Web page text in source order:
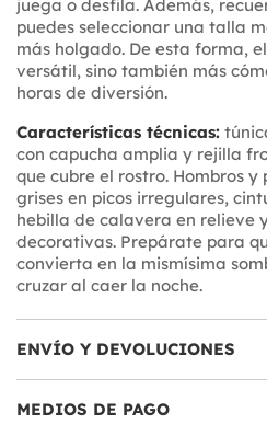
juega o desfila. Además,
puedes seleccionar una talla
más holgado. De esta forma,
versátil, sino también más
horas de diversión.
Características técnicas:
con capucha amplia y rejilla
que cubre el rostro. Hombros y
grises en picos irregulares,
hebilla de calavera en relieve
decorativas. Prepárate para
convierta en la mismísima
cruzar al caer la noche.
ENVÍO Y DEVOLUCIONES
MEDIOS DE PAGO